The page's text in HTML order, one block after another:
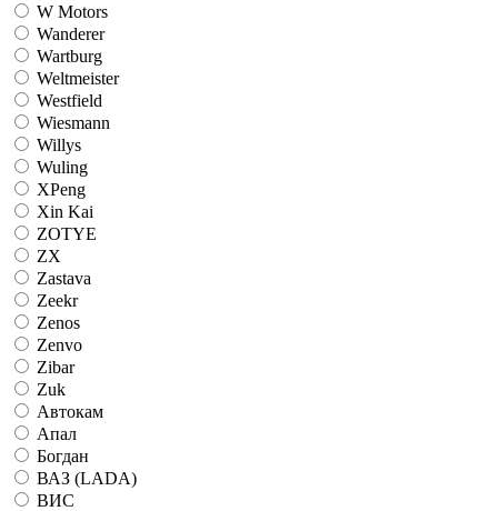
W Motors
Wanderer
Wartburg
Weltmeister
Westfield
Wiesmann
Willys
Wuling
XPeng
Xin Kai
ZOTYE
ZX
Zastava
Zeekr
Zenos
Zenvo
Zibar
Zuk
Автокам
Апал
Богдан
ВАЗ (LADA)
ВИС